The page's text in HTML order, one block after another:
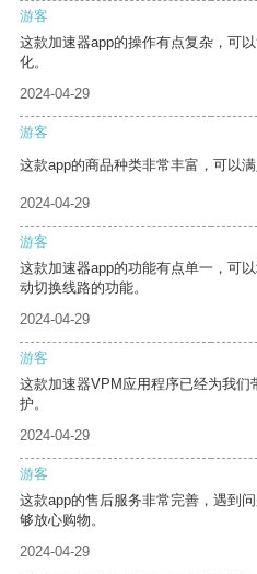
游客
这款加速器app的操作有点复杂，可
化。
2024-04-29
游客
这款app的商品种类非常丰富，可以满
2024-04-29
游客
这款加速器app的功能有点单一，可
动切换线路的功能。
2024-04-29
游客
这款加速器VPM应用程序已经为我
护。
2024-04-29
游客
这款app的售后服务非常完善，遇到
够放心购物。
2024-04-29